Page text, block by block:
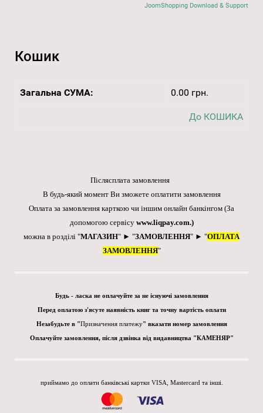
JoomShopping Download & Support
Кошик
Загальна СУМА: 0.00 грн.
До КОШИКА
Післясплата замовлення
В будь-який момент Ви зможете оплатити замовлення
Оплата за замовлення карткою чи іншим онлайн банкінгом (За
допомогою сервісу www.liqpay.com.)
можна в розділі "МАГАЗИН" ► "ЗАМОВЛЕННЯ" ► "ОПЛАТА
ЗАМОВЛЕННЯ"
Будь - ласка не оплачуйте за не існуючі замовлення
Перед оплатою з'ясуте наявність книг та точну вартість оплати
Незабудьте в "Призначення платежу" вказати номер замовлення
Оплачуйте замовлення, після дзвінка від видавництва "КАМЕНЯР"
приймамо до оплати банківські картки VISA, Mastercard та інші.